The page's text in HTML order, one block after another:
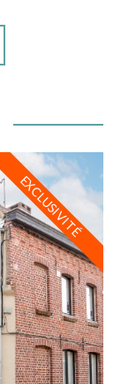
EXCLUSIVITÉ